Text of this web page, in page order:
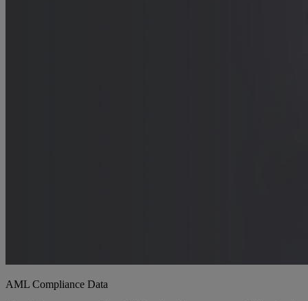
AML Compliance Data